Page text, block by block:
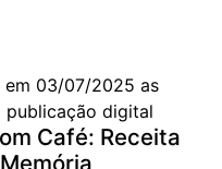
em 03/07/2025 as
publicação digital
Café: Receita